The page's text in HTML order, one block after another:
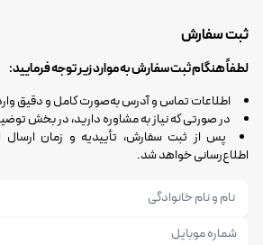
ثبت سفارش
لطفاً هنگام ثبت سفارش به موارد زیر توجه فرمایید:
اطلاعات تماس و آدرس به‌صورت کامل و دقیق
در صورتی که نیاز به مشاوره دارید، در بخش
پس از ثبت سفارش، تأییدیه و زمان ارسال
اطلاع‌رسانی خواهد شد.